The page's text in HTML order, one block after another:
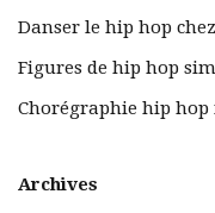
Danser le hip hop
Figures de hip hop
Chorégraphie hip
Archives